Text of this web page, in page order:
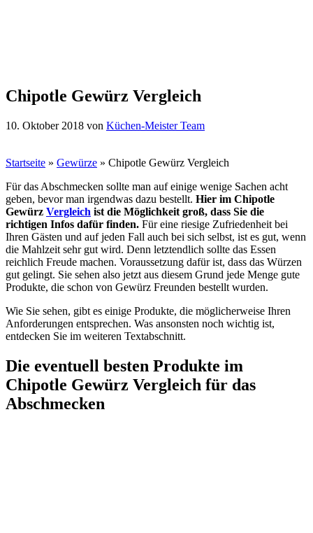
Chipotle Gewürz Vergleich
10. Oktober 2018 von Küchen-Meister Team
Startseite » Gewürze » Chipotle Gewürz Vergleich
Für das Abschmecken sollte man auf einige wenige Sachen acht
geben, bevor man irgendwas dazu bestellt. Hier im Chipotle
Gewürz Vergleich ist die Möglichkeit groß, dass Sie die
richtigen Infos dafür finden. Für eine riesige Zufriedenheit bei
Ihren Gästen und auf jeden Fall auch bei sich selbst, ist es gut, wenn
die Mahlzeit sehr gut wird. Denn letztendlich sollte das Essen
reichlich Freude machen. Voraussetzung dafür ist, dass das Würzen
gut gelingt. Sie sehen also jetzt aus diesem Grund jede Menge gute
Produkte, die schon von Gewürz Freunden bestellt wurden.
Wie Sie sehen, gibt es einige Produkte, die möglicherweise Ihren
Anforderungen entsprechen. Was ansonsten noch wichtig ist,
entdecken Sie im weiteren Textabschnitt.
Die eventuell besten Produkte im
Chipotle Gewürz Vergleich für das
Abschmecken